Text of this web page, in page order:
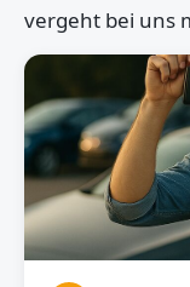
vergeht bei uns